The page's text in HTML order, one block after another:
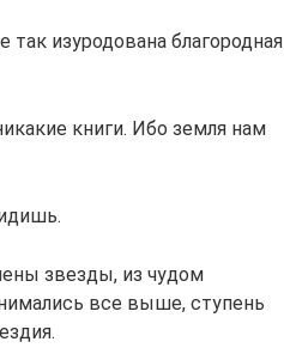
изуродована благородная
книги. Ибо земля нам
звезды, из чудом
все выше, ступень